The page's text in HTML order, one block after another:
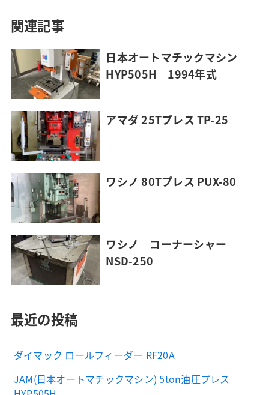
関連記事
日本オートマチックマシン
HYP505H 1994年式
アマダ 25Tプレス TP-25
ワシノ 80Tプレス PUX-80
ワシノ コーナーシャー
NSD-250
最近の投稿
ダイマック ロールフィーダー RF20A
JAM(日本オートマチックマシン) 5ton油圧プレス